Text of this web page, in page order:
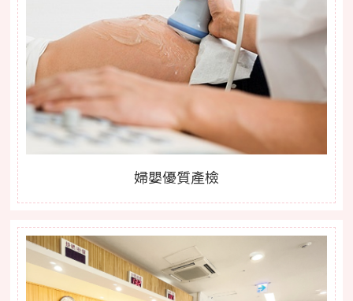
婦嬰優質產檢